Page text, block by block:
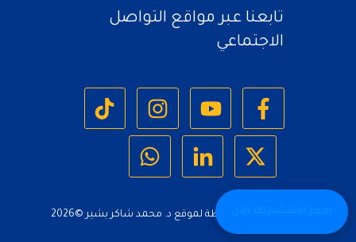
تابعنا عبر مواقع التواصل
الاجتماعي
جميع الحقوق محفوظة لموقع د. محمد شاكر بشير ©2026